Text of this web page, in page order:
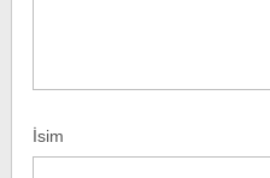
İsim